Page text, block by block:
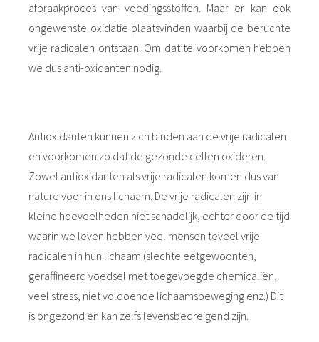
afbraakproces van voedingsstoffen. Maar er kan ook
ongewenste oxidatie plaatsvinden waarbij de beruchte
vrije radicalen ontstaan. Om dat te voorkomen hebben
we dus anti-oxidanten nodig.
Antioxidanten kunnen zich binden aan de vrije radicalen
en voorkomen zo dat de gezonde cellen oxideren.
Zowel antioxidanten als vrije radicalen komen dus van
nature voor in ons lichaam. De vrije radicalen zijn in
kleine hoeveelheden niet schadelijk, echter door de tijd
waarin we leven hebben veel mensen teveel vrije
radicalen in hun lichaam (slechte eetgewoonten,
geraffineerd voedsel met toegevoegde chemicaliën,
veel stress, niet voldoende lichaamsbeweging enz.) Dit
is ongezond en kan zelfs levensbedreigend zijn.